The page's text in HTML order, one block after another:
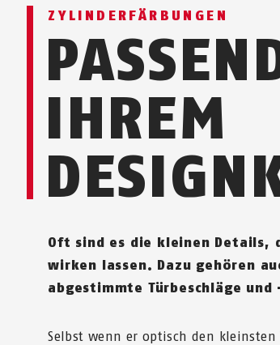
ZYLINDERFÄRBUNGEN
IHREM
Oft sind es die kleinen Details,
wirken lassen. Dazu gehören
abgestimmte Türbeschläge und
Selbst wenn er optisch den